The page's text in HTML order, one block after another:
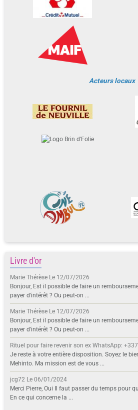
Acteurs locaux
Livre d'or
Marie Thérèse Le 12/07/2026
Bonjour, Est il possible de faire un
payer d'intérêt ? Ou peut-on ...
Marie Thérèse Le 12/07/2026
Bonjour, Est il possible de faire un
payer d'intérêt ? Ou peut-on ...
Rituel pour faire revenir son ex WhatsApp:
Je reste à votre entière disposition. Soyez le
Mehinto. Ma mission est de vous ...
jcg72 Le 06/01/2024
Merci Pierre, Oui Il faut passer du temps pour
En ce qui concerne la ...